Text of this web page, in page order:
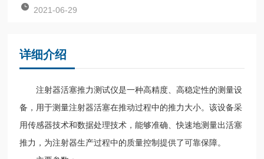
2021-06-29
详细介绍
注射器活塞推力测试仪是一种高精度、高稳定性的测量设
备，用于测量注射器活塞在推动过程中的推力大小。该设备采
用传感器技术和数据处理技术，能够准确、快速地测量出活塞
推力，为注射器生产过程中的质量控制提供了可靠保障。